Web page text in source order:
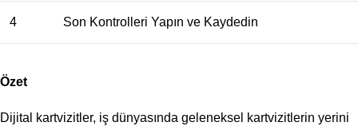
4 Son Kontrolleri Yapın ve Kaydedin
Özet
Dijital kartvizitler, iş dünyasında geleneksel kartvizitlerin yerini